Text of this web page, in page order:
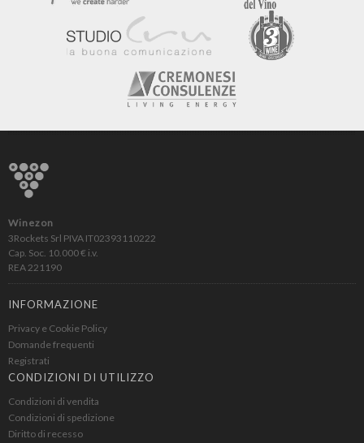
Winezon
3Rockets Srl PIVA IT02393110222
Cap. Soc. 10.000 € i.v.
REA 221190
INFORMAZIONE
Privacy e Cookie Policy
Domande frequenti
Registrati
CONDIZIONI DI UTILIZZO
Condizioni di vendita
Condizioni di spedizione
Diritto di recesso